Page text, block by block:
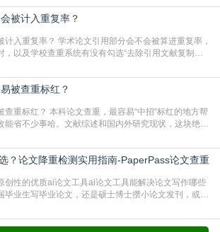
测，已经成了很多过来人交稿前必做的一步。为什么
稿前的必备项？可能还有不少人觉得，我就用AI搭了个
至于做AIG
被计入重复率？
部分会不会被算进重复率，
，以及学校查重系统有没有勾选“去除引用文献复制
方括号编号、与正文一一对应，著录项符合GB/T
、年、卷期、页码齐全，标点用半角）；查重系统识别
，
被查重标红？
容易“中招“标红的地方帮
能省不少事哈。文献综述和国内外研究现状，这块绝对
直接复制百度百科、教材或别人写好的综述段落，系统
研究背景、意义和方法描述也是不可避免，比如“本文采
软件进行数据分
？论文降重检测实用指南-PaperPass论文查重
创性的优质ai论文工具ai论文工具能解决论文写作哪些
业生写毕业论文，还是硕士博士攒小论文发刊，或是
几个大夜不说，还经常改不到点上，交上去才发现重复